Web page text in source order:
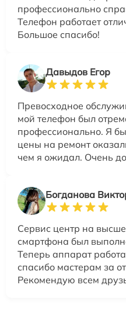
профессионально
Телефон работает
Большое спасибо!
Давыдов Егор
Превосходное
мой телефон был
профессионально. Я
цены на ремонт
чем я ожидал. Очень
Богданова
Сервис центр на
смартфона был
Теперь аппарат
спасибо мастерам за
Рекомендую всем